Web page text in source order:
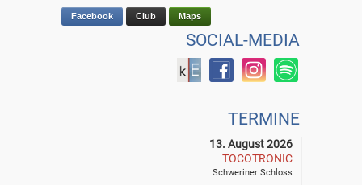
Facebook Club Maps
SOCIAL-MEDIA
TERMINE
13. August 2026
TOCOTRONIC
Schweriner Schloss